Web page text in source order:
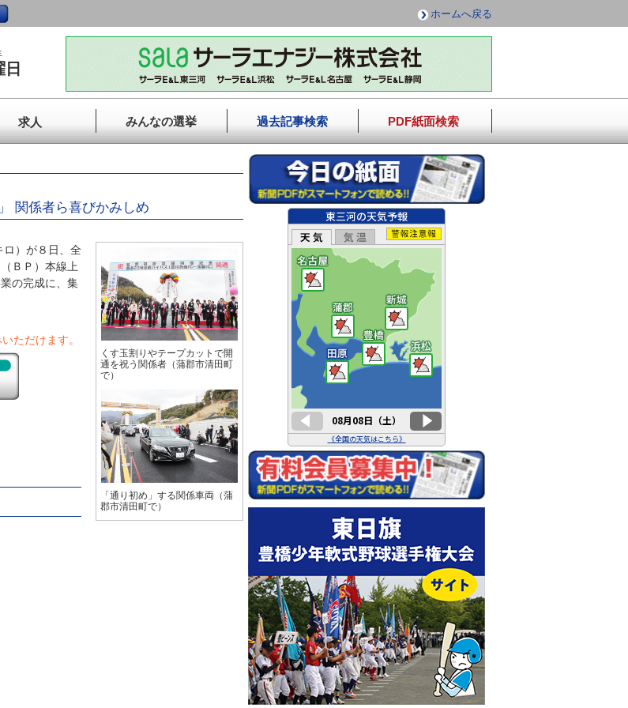
ホームへ戻る
求人 みんなの選挙 過去記事検索 PDF紙面検索
関係者ら喜びかみしめ
）が８日、全
ＢＰ）本線上
の完成に、集
ただけます。
くす玉割りやテープカットで開
通を祝う関係者（蒲郡市清田町
で）
「通り初め」する関係車両（蒲
郡市清田町で）